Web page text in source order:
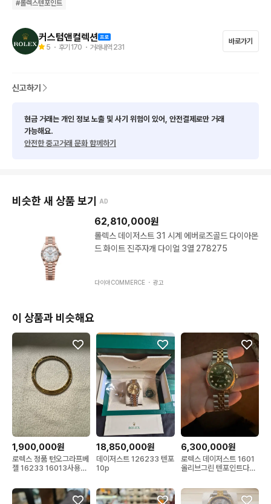
* 시계 전체 내부 외부 FULL 완전 정비 완료
* 2년 무상AS개런티 발급 / 만료후에도 평생 관리
이스 / 시계천 / 줄질간이공구 / Z
로렉스 대표적인 인기 모델인 데이저스트입니다.
로 품절되오니, 구매 전 재고문의 연락 부탁드리겠습니다.
수령시 방문수령, 오토바이퀵, 우체국택배 등 가능하며 정확한 수
취자 확인이유로 착불 진행됩니다
* 오버홀이란? : 시계 내부 무브먼트를 나사 하나 하나 최소 단위
까지 분해하여 부품 및 나사 전체를 세척 및 상태점검 후 시계용 윤
완전 검수진행.
- 명품시계의 경우 99% 오토매틱[기계식 톱니바퀴가 맞물려 작
동하는 방식]시계이며 체계적이고 정확한 점검이 필요합니다.
* 라이트폴리싱이란 ? : 착용시 발생하는 의류로 인한 기스, 생활
기스, 헤어기스, 실기스 등을 미세하게 얇게 기스만 제거하고, 전체
브레이슬릿 세척 및 땀으로인한 때, 오염 등을 초음파 세척하는 작
업. 작업완료 후 선물가능한 새상품 컨디션으로 회복됩니다.
#롤렉스텐포인트
커스텀앤컬렉션
5 ・ 후기 170 ・ 거래내역 231
바로가기
신고하기
현금 거래는 개인 정보 노출 및 사기 위험이 있어, 안전결제로만 거래
가능해요.
안전한 중고거래 문화 함께하기
비슷한 새 상품 보기 AD
62,810,000원
롤렉스 데이저스트 31 시계 에버로즈골드 다이아몬
드 화이트 진주자개 다이얼 3열 278275
다이아COMMERCE ・ 광고
이 상품과 비슷해요
1,900,000원
로렉스 정품 턴오그라프베
젤 16233 16013사용가
18,850,000원
데이저스트 126233 텐포
10p
6,300,000원
로렉스 데이저스트 1601
올리브그린 텐포인트다이